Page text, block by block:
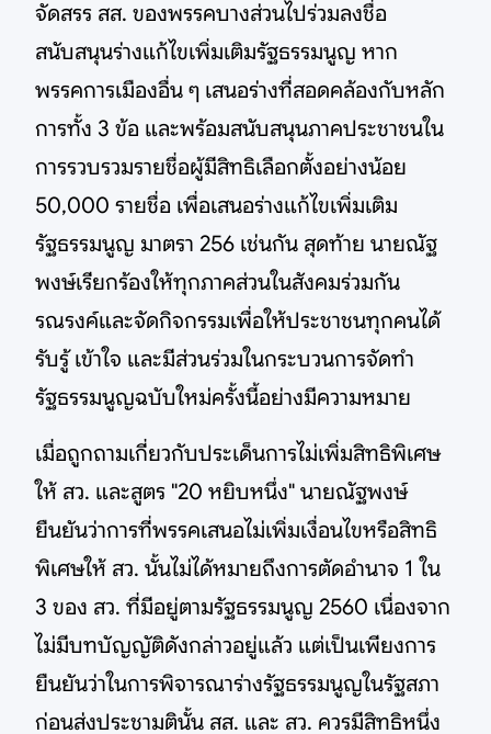
จัดสรร สส. ของพรรคบางส่วนไปร่วมลงชื่อ
สนับสนุนร่างแก้ไขเพิ่มเติมรัฐธรรมนูญ หาก
พรรคการเมืองอื่น ๆ เสนอร่างที่สอดคล้องกับหลัก
การทั้ง 3 ข้อ และพร้อมสนับสนุนภาคประชาชนใน
การรวบรวมรายชื่อผู้มีสิทธิเลือกตั้งอย่างน้อย
50,000 รายชื่อ เพื่อเสนอร่างแก้ไขเพิ่มเติม
รัฐธรรมนูญ มาตรา 256 เช่นกัน สุดท้าย นายณัฐ
พงษ์เรียกร้องให้ทุกภาคส่วนในสังคมร่วมกัน
รณรงค์และจัดกิจกรรมเพื่อให้ประชาชนทุกคนได้
รับรู้ เข้าใจ และมีส่วนร่วมในกระบวนการจัดทำ
รัฐธรรมนูญฉบับใหม่ครั้งนี้อย่างมีความหมาย
เมื่อถูกถามเกี่ยวกับประเด็นการไม่เพิ่มสิทธิพิเศษ
ให้ สว. และสูตร "20 หยิบหนึ่ง" นายณัฐพงษ์
ยืนยันว่าการที่พรรคเสนอไม่เพิ่มเงื่อนไขหรือสิทธิ
พิเศษให้ สว. นั้นไม่ได้หมายถึงการตัดอำนาจ 1 ใน
3 ของ สว. ที่มีอยู่ตามรัฐธรรมนูญ 2560 เนื่องจาก
ไม่มีบทบัญญัติดังกล่าวอยู่แล้ว แต่เป็นเพียงการ
ยืนยันว่าในการพิจารณาร่างรัฐธรรมนูญในรัฐสภา
ก่อนส่งประชามตินั้น สส. และ สว. ควรมีสิทธิหนึ่ง